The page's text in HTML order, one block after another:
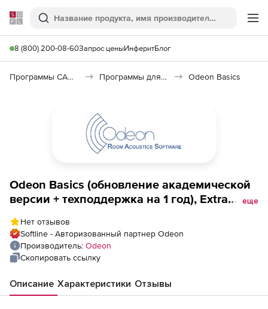
Softline
Поиск
8 (800) 200-08-60Запрос ценыИнферитБлог
Программы САПР и ГИС Программы для архитекторов Odeon Basics
Odeon Basics (обновление академической
версии + техподдержка на 1 год), Extra
еще
Нет отзывов
Softline - Авторизованный партнер Odeon
Производитель: Odeon
Скопировать ссылку
Описание Характеристики Отзывы